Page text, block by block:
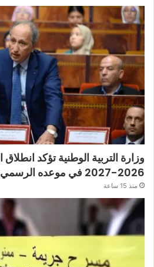
وزارة التربية الوطنية تؤكد
2026-2027 في موعده الرسمي
منذ 15 ساعة